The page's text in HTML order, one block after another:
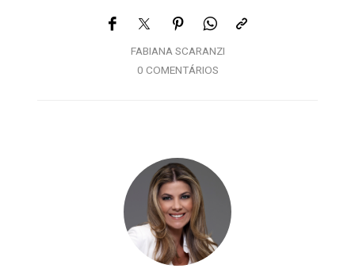
FABIANA SCARANZI
0 COMENTÁRIOS